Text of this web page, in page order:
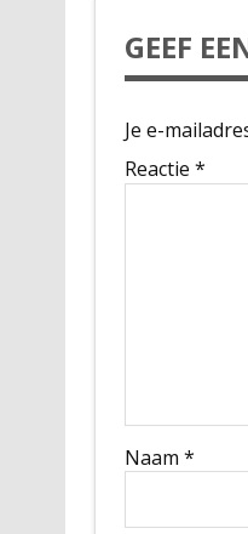
GEEF
Je e-
Reactie *
Naam *